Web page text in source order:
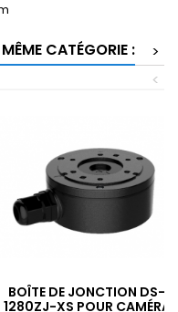
CATÉGORIE :
>
<
BOÎTE DE JONCTION DS-
1280ZJ-XS POUR CAMÉRA